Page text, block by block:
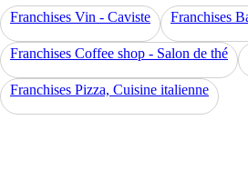
Franchises Vin - Caviste Franchises
Franchises Coffee shop - Salon de thé
Franchises Pizza, Cuisine italienne